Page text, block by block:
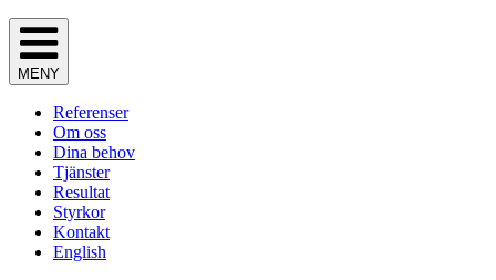
MENY
Referenser
Om oss
Dina behov
Tjänster
Resultat
Styrkor
Kontakt
English